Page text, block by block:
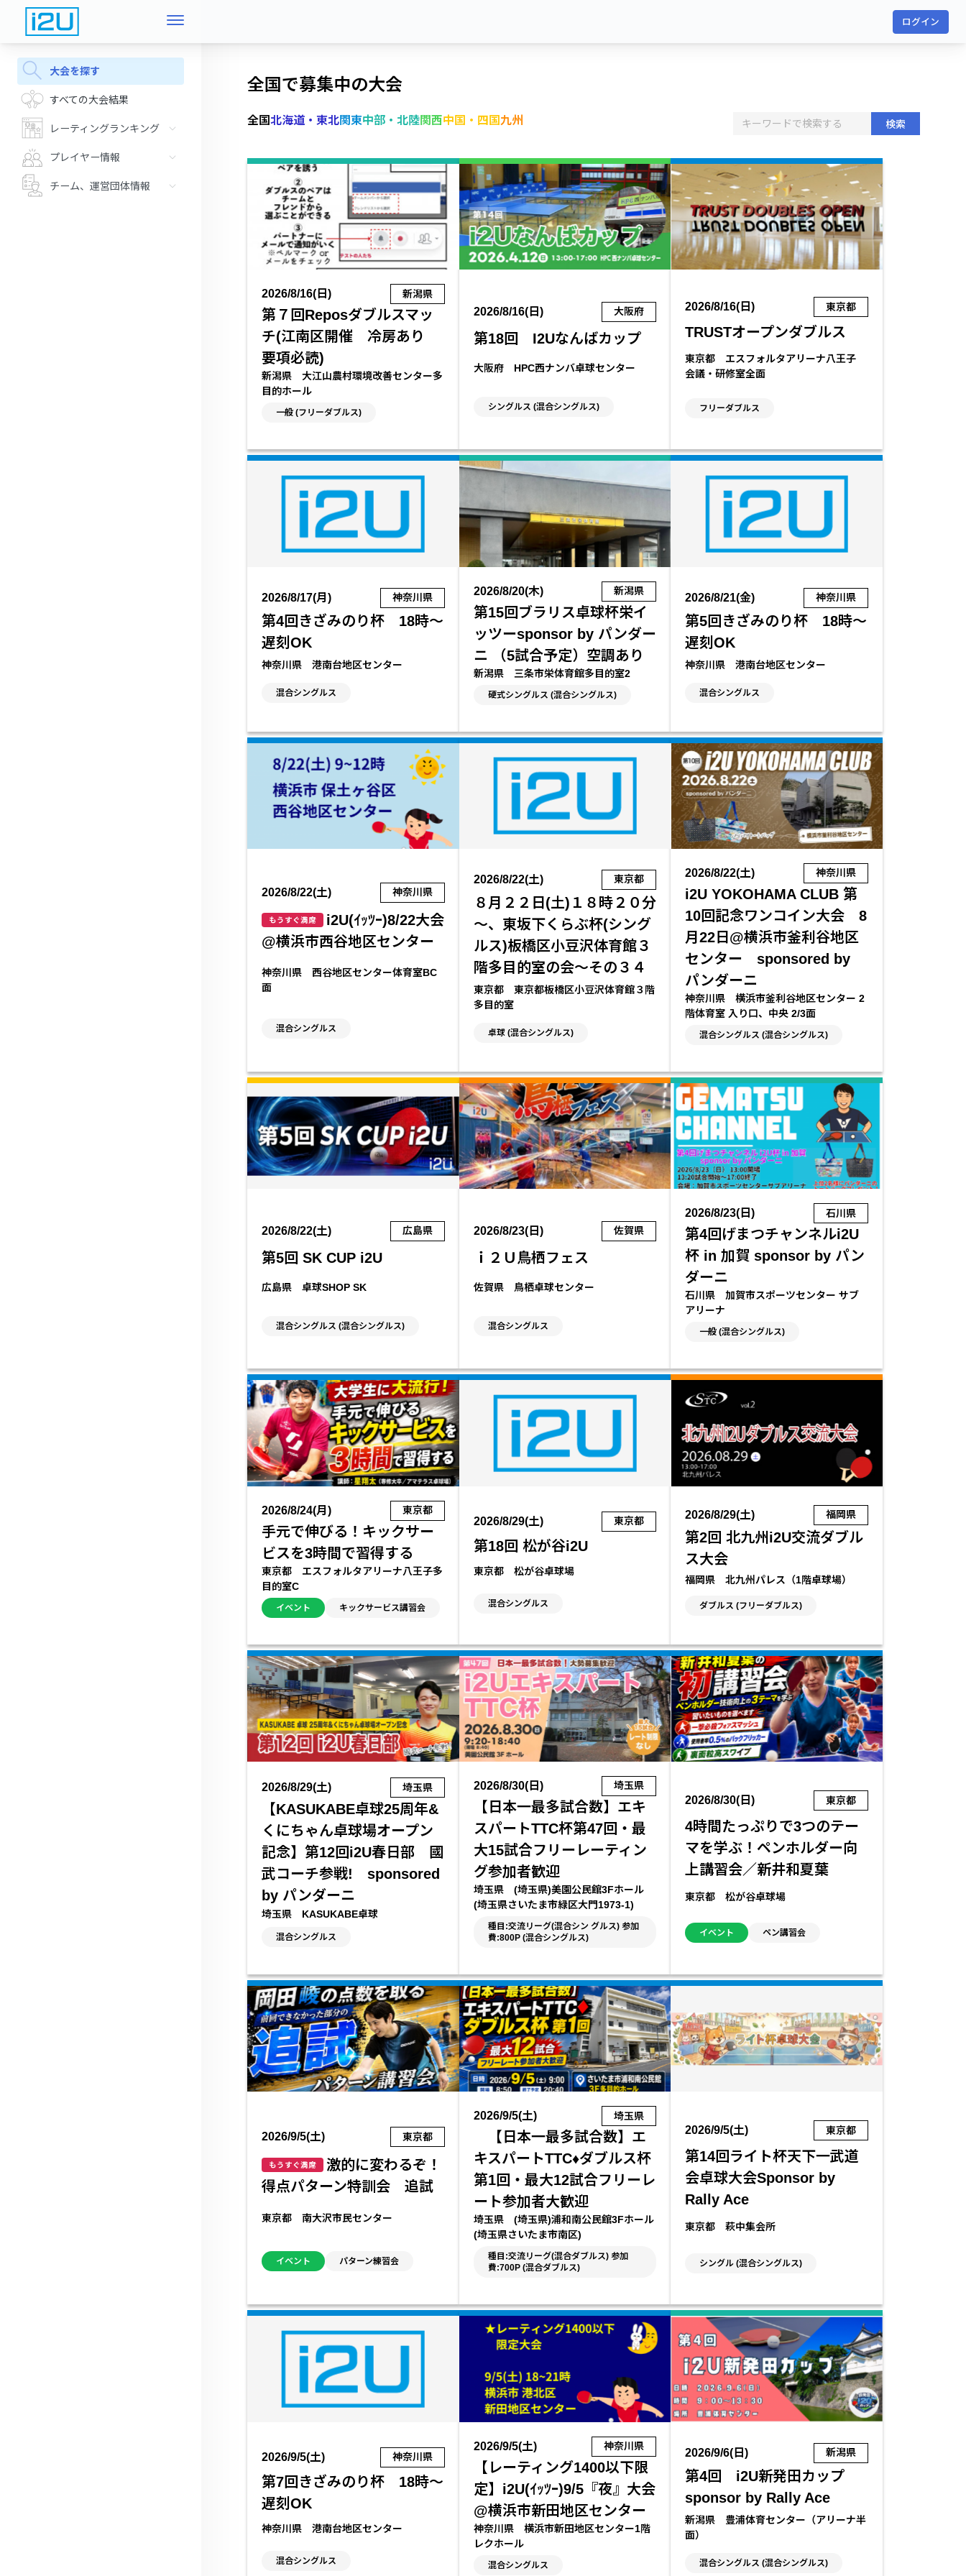
ログイン
大会を探す
すべての大会結果
レーティングランキング
プレイヤー情報
チーム、運営団体情報
全国で募集中の大会
全国北海道・東北関東中部・北陸関西中国・四国 九州 検索
2026/8/16(日) 新潟県
第７回Reposダブルスマッ
チ(江南区開催 冷房あり
要項必読)
新潟県 大江山農村環境改善センター多
目的ホール
一般 (フリーダブルス)
2026/8/16(日) 大阪府
第18回 I2Uなんばカップ
大阪府 HPC西ナンバ卓球センター
シングルス (混合シングルス)
2026/8/16(日) 東京都
TRUSTオープンダブルス
東京都 エスフォルタアリーナ八王子
会議・研修室全面
フリーダブルス
2026/8/17(月) 神奈川県
第4回きざみのり杯 18時～
遅刻OK
神奈川県 港南台地区センター
混合シングルス
2026/8/20(木) 新潟県
第15回ブラリス卓球杯栄イ
ッツーsponsor by パンダー
ニ （5試合予定）空調あり
新潟県 三条市栄体育館多目的室2
硬式シングルス (混合シングルス)
2026/8/21(金) 神奈川県
第5回きざみのり杯 18時～
遅刻OK
神奈川県 港南台地区センター
混合シングルス
2026/8/22(土) 神奈川県
もうすぐ満席
i2U(ｲｯﾂｰ)8/22大会
@横浜市西谷地区センター
神奈川県 西谷地区センター体育室BC
面
混合シングルス
2026/8/22(土) 東京都
８月２２日(土)１８時２０分
～、東坂下くらぶ杯(シング
ルス)板橋区小豆沢体育館３
階多目的室の会～その３４
東京都 東京都板橋区小豆沢体育館３階
多目的室
卓球 (混合シングルス)
2026/8/22(土) 神奈川県
i2U YOKOHAMA CLUB 第
10回記念ワンコイン大会 8
月22日@横浜市釜利谷地区
センター sponsored by
パンダーニ
神奈川県 横浜市釜利谷地区センター 2
階体育室 入り口、中央 2/3面
混合シングルス (混合シングルス)
2026/8/22(土) 広島県
第5回 SK CUP i2U
広島県 卓球SHOP SK
混合シングルス (混合シングルス)
2026/8/23(日) 佐賀県
ｉ２Ｕ鳥栖フェス
佐賀県 鳥栖卓球センター
混合シングルス
2026/8/23(日) 石川県
第4回げまつチャンネルi2U
杯 in 加賀 sponsor by パン
ダーニ
石川県 加賀市スポーツセンター サブ
アリーナ
一般 (混合シングルス)
2026/8/24(月) 東京都
手元で伸びる！キックサー
ビスを3時間で習得する
東京都 エスフォルタアリーナ八王子多
目的室C
イベント キックサービス講習会
2026/8/29(土) 東京都
第18回 松が谷i2U
東京都 松が谷卓球場
混合シングルス
2026/8/29(土) 福岡県
第2回 北九州i2U交流ダブル
ス大会
福岡県 北九州パレス（1階卓球場）
ダブルス (フリーダブルス)
2026/8/29(土) 埼玉県
【KASUKABE卓球25周年&
くにちゃん卓球場オープン
記念】第12回i2U春日部 國
武コーチ参戦! sponsored
by パンダーニ
埼玉県 KASUKABE卓球
混合シングルス
2026/8/30(日) 埼玉県
【日本一最多試合数】エキ
スパートTTC杯第47回・最
大15試合フリーレーティン
グ参加者歓迎
埼玉県 (埼玉県)美園公民館3Fホール
(埼玉県さいたま市緑区大門1973-1)
種目:交流リーグ(混合シン グルス) 参加
費:800P (混合シングルス)
2026/8/30(日) 東京都
4時間たっぷりで3つのテー
マを学ぶ！ペンホルダー向
上講習会／新井和夏葉
東京都 松が谷卓球場
イベント ペン講習会
2026/9/5(土) 東京都
もうすぐ満席
激的に変わるぞ！
得点パターン特訓会 追試
東京都 南大沢市民センター
イベント パターン練習会
2026/9/5(土) 埼玉県
【日本一最多試合数】エ
キスパートTTC♦ダブルス杯
第1回・最大12試合フリーレ
ート参加者大歓迎
埼玉県 (埼玉県)浦和南公民館3Fホール
(埼玉県さいたま市南区)
種目:交流リーグ(混合ダブルス) 参加
費:700P (混合ダブルス)
2026/9/5(土) 東京都
第14回ライト杯天下一武道
会卓球大会Sponsor by
Rally Ace
東京都 萩中集会所
シングル (混合シングルス)
2026/9/5(土) 神奈川県
第7回きざみのり杯 18時～
遅刻OK
神奈川県 港南台地区センター
混合シングルス
2026/9/5(土) 神奈川県
【レーティング1400以下限
定】i2U(ｲｯﾂｰ)9/5『夜』大会
@横浜市新田地区センター
神奈川県 横浜市新田地区センター1階
レクホール
混合シングルス
2026/9/6(日) 新潟県
第4回 i2U新発田カップ
sponsor by Rally Ace
新潟県 豊浦体育センター（アリーナ半
面）
混合シングルス (混合シングルス)